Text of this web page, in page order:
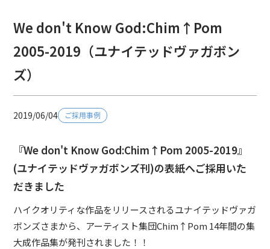
We don't Know God:Chim↑Pom
2005-2019（ユナイテッドヴァガボン
ズ）
2019/06/04 ご採用事例
『We don't Know God:Chim↑Pom 2005-2019』
(ユナイテッドヴァガボンズ刊)の表紙へご採用いた
だきました
ハイクオリティな作品をリリースされるユナイテッドヴァガ
ボンズさまから、 アーティスト集団Chim↑Pom 14年間の集
大成作品集が発刊されました ！！